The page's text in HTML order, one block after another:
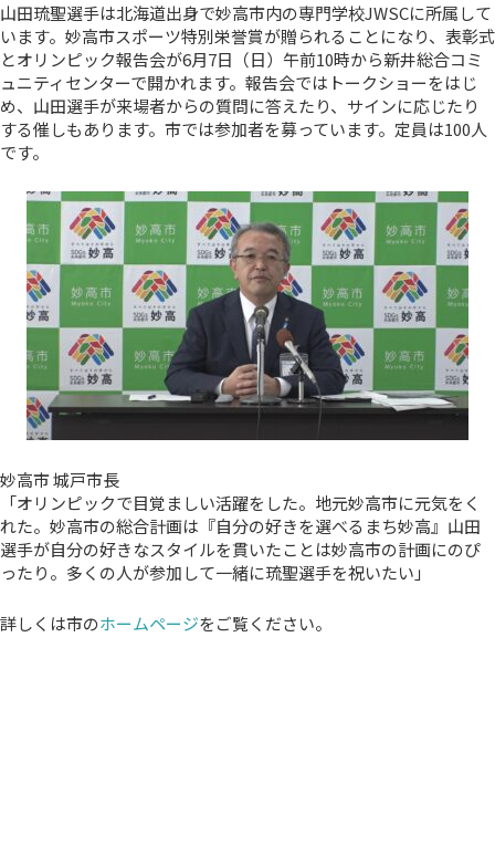
山田琉聖選手は北海道出身で妙高市内の専門学校JWSCに所属して
います。妙高市スポーツ特別栄誉賞が贈られることになり、表彰式
とオリンピック報告会が6月7日（日）午前10時から新井総合コミ
ュニティセンターで開かれます。報告会ではトークショーをはじ
め、山田選手が来場者からの質問に答えたり、サインに応じたり
する催しもあります。市では参加者を募っています。定員は100人
です。
妙高市 城戸市長
「オリンピックで目覚ましい活躍をした。地元妙高市に元気をく
れた。妙高市の総合計画は『自分の好きを選べるまち妙高』山田
選手が自分の好きなスタイルを貫いたことは妙高市の計画にのぴ
ったり。多くの人が参加して一緒に琉聖選手を祝いたい」
詳しくは市のホームページをご覧ください。